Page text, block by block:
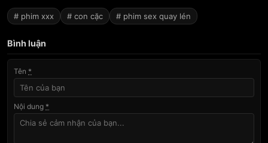
# phim xxx # con cặc # phim sex quay lén
Bình luận
Tên *
Nội dung *